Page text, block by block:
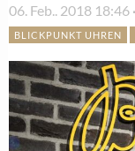
06. Feb.. 2018 18:46
BLICKPUNKT UHREN